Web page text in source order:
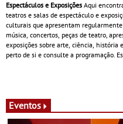
Espectáculos e Exposições Aqui
teatros e salas de espectáculo e
culturais que apresentam
música, concertos, peças de teatro,
exposições sobre arte, ciência, história
perto de si e consulte a programação.
Eventos